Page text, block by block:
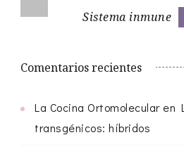
Sistema inmune
Comentarios recientes
La Cocina Ortomolecularen
transgénicos: híbridos